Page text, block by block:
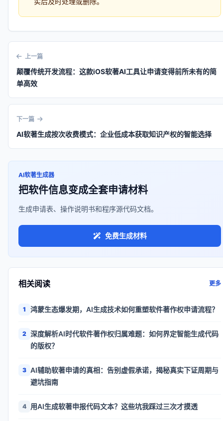
上一篇
颠覆传统开发流程：这款iOS软著AI工具让申请变得前所未有的简
单高效
下一篇
AI软著生成按次收费模式：企业低成本获取知识产权的智能选择
AI软著生成器
把软件信息变成全套申请材料
生成申请表、操作说明书和程序源代码文档。
免费生成材料
相关阅读 更多
1 鸿蒙生态爆发期，AI生成技术如何重塑软件著作权申请流程？
2 深度解析AI时代软件著作权归属难题：如何界定智能生成代码
的版权？
3 AI辅助软著申请的真相：告别虚假承诺，揭秘真实下证周期与
避坑指南
4 用AI生成软著申报代码文本？这些坑我踩过三次才摸透